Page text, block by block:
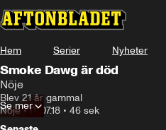
Hem Serier Nyheter
Smoke Dawg är död
Nöje
Blev 21 år gammal
Nöje•01.07.18 • 46 sek
Se mer